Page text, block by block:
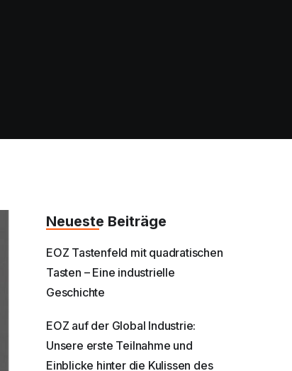
Neueste Beiträge
EOZ Tastenfeld mit quadratischen
Tasten – Eine industrielle
Geschichte
EOZ auf der Global Industrie:
Unsere erste Teilnahme und
Einblicke hinter die Kulissen des